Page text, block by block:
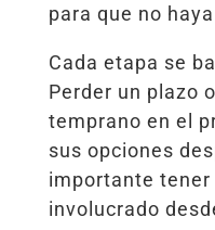
para que no
Cada etapa se
Perder un plazo
temprano en el
sus opciones
importante tener
involucrado